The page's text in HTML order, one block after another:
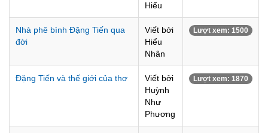
Hiếu
Nhà phê bình Đặng Tiến qua
đời
Viết bởi
Hiểu
Nhân
Lượt xem: 1500
Đặng Tiến và thế giới của thơ
Viết bởi
Huỳnh
Như
Phương
Lượt xem: 1870